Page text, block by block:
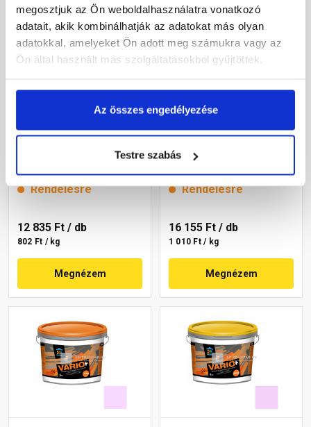
megosztjuk az Ön weboldalhasználatra vonatkozó
adatait, akik kombinálhatják az adatokat más olyan
adatokkal, amelyeket Ön adott meg számukra vagy az
Ön által használt más szolgáltatásokból gyűjtöttek.
Az összes engedélyezése
Testre szabás
Revco Vario+ Struktúra
magnolia 1 16 kg
Rendelésre
12 835 Ft / db
802 Ft / kg
Megnézem
Revco Silicon Struktúra
gördülőszemcsés
vékonyvakolat 2 mm
lavender 2 16 kg
Rendelésre
16 155 Ft / db
1 010 Ft / kg
Megnézem